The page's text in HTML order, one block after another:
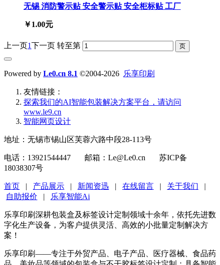
无锡 消防警示贴 安全警示贴 安全柜标贴 工厂
￥1.00元
上一页1下一页 转至第
Powered by Le0.cn 8.1 ©2004-2026 乐享印刷
友情链接：
探索我们的‌AI智能包装解决方案平台‌，请访问
www.le9.cn
智能网页设计
地址：无锡市锡山区芙蓉六路中段28-113号
电话：13921544447 邮箱：Le@Le0.cn 苏ICP备
18038307号
首页 | 产品展示 | 新闻资迅 | 在线留言 | 关于我们 |
自助报价 | 乐享智能Ai
乐享印刷深耕包装盒及标签设计定制领域十余年，依托先进数
字化生产设备，为客户提供灵活、高效的小批量定制解决方
案！
乐享印刷——专注于外贸产品、电子产品、医疗器械、食品药